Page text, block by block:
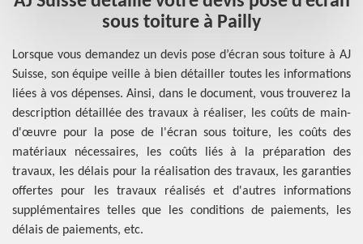
sous toiture à Pailly
Lorsque vous demandez un devis pose d’écran sous toiture à AJ
Suisse, son équipe veille à bien détailler toutes les informations
liées à vos dépenses. Ainsi, dans le document, vous trouverez la
description détaillée des travaux à réaliser, les coûts de main-
d'œuvre pour la pose de l'écran sous toiture, les coûts des
matériaux nécessaires, les coûts liés à la préparation des
travaux, les délais pour la réalisation des travaux, les garanties
offertes pour les travaux réalisés et d'autres informations
supplémentaires telles que les conditions de paiements, les
délais de paiements, etc.